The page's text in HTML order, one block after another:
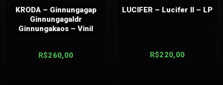
KRODA – Ginnungagap
Ginnungagaldr
Ginnungakaos – Vinil
R$260,00
LUCIFER – Lucifer II – LP
R$220,00